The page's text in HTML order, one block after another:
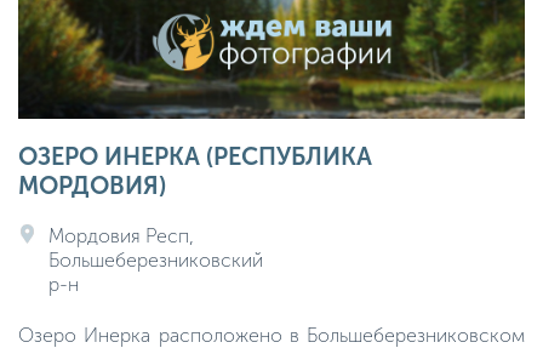
ОЗЕРО ИНЕРКА (РЕСПУБЛИКА
МОРДОВИЯ)
Мордовия Респ,
Большеберезниковский
р-н
Озеро Инерка расположено в Большеберезниковском